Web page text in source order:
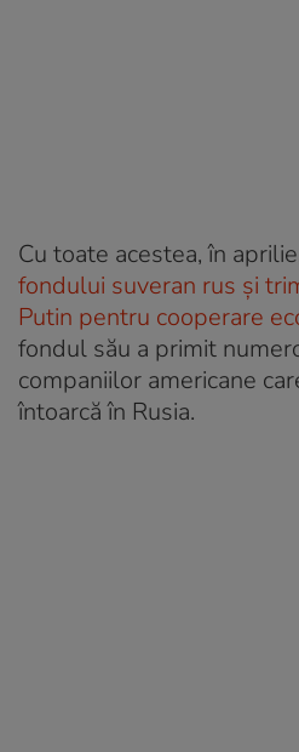
Cu toate acestea, în
fondului suveran rus și
Putin pentru cooperare
fondul său a primit
companiilor americane
întoarcă în Rusia.